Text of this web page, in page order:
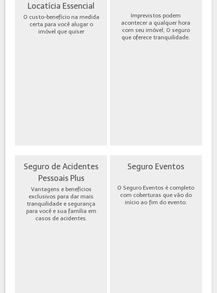
Locatícia Essencial
O custo-benefício na medida
certa para você alugar o
imóvel que quiser
Imprevistos podem
acontecer a qualquer hora
com seu imóvel, O seguro
que oferece tranquilidade.
Seguro de Acidentes
Pessoais Plus
Vantagens e benefícios
exclusivos para dar mais
tranquilidade e segurança
para você e sua família em
casos de acidentes.
Seguro Eventos
O Seguro Eventos é completo
com coberturas que vão do
início ao fim do evento.